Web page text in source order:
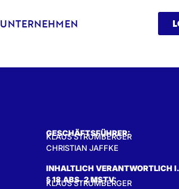
UNTERNEHMEN
GESCHÄFTSFÜHRER:
KLAUS STRUMBERGER
CHRISTIAN JAFFKE
INHALTLICH VERANTWORTLICH
§ 18 ABS. 2 MSTV:
KLAUS STRUMBERGER